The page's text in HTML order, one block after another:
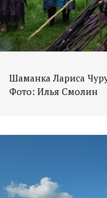
Шаманка Лариса
Фото: Илья Смолин